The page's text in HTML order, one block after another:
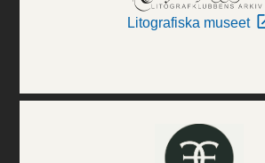
Litografiska museet